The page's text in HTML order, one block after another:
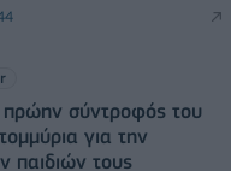
πρώην σύντροφός του
για την
παιδιών τους